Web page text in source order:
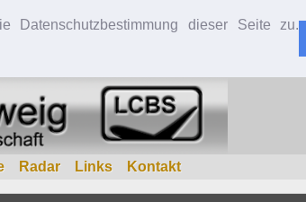
dieser Seite zu.
Radar Links Kontakt